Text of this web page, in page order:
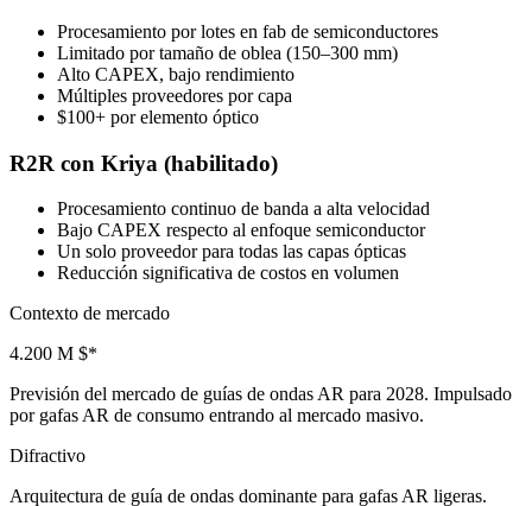
Procesamiento por lotes en fab de semiconductores
Limitado por tamaño de oblea (150–300 mm)
Alto CAPEX, bajo rendimiento
Múltiples proveedores por capa
$100+ por elemento óptico
R2R con Kriya (habilitado)
Procesamiento continuo de banda a alta velocidad
Bajo CAPEX respecto al enfoque semiconductor
Un solo proveedor para todas las capas ópticas
Reducción significativa de costos en volumen
Contexto de mercado
4.200 M $*
Previsión del mercado de guías de ondas AR para 2028. Impulsado
por gafas AR de consumo entrando al mercado masivo.
Difractivo
Arquitectura de guía de ondas dominante para gafas AR ligeras.